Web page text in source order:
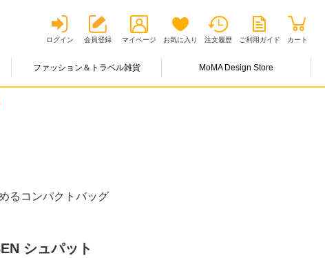
ログイン 会員登録 マイページ お気に入り 注文履歴 ご利用ガイド カート
ファッション＆トラベル雑貨 MoMA Design Store
るコンパクトバッグ
シュパット